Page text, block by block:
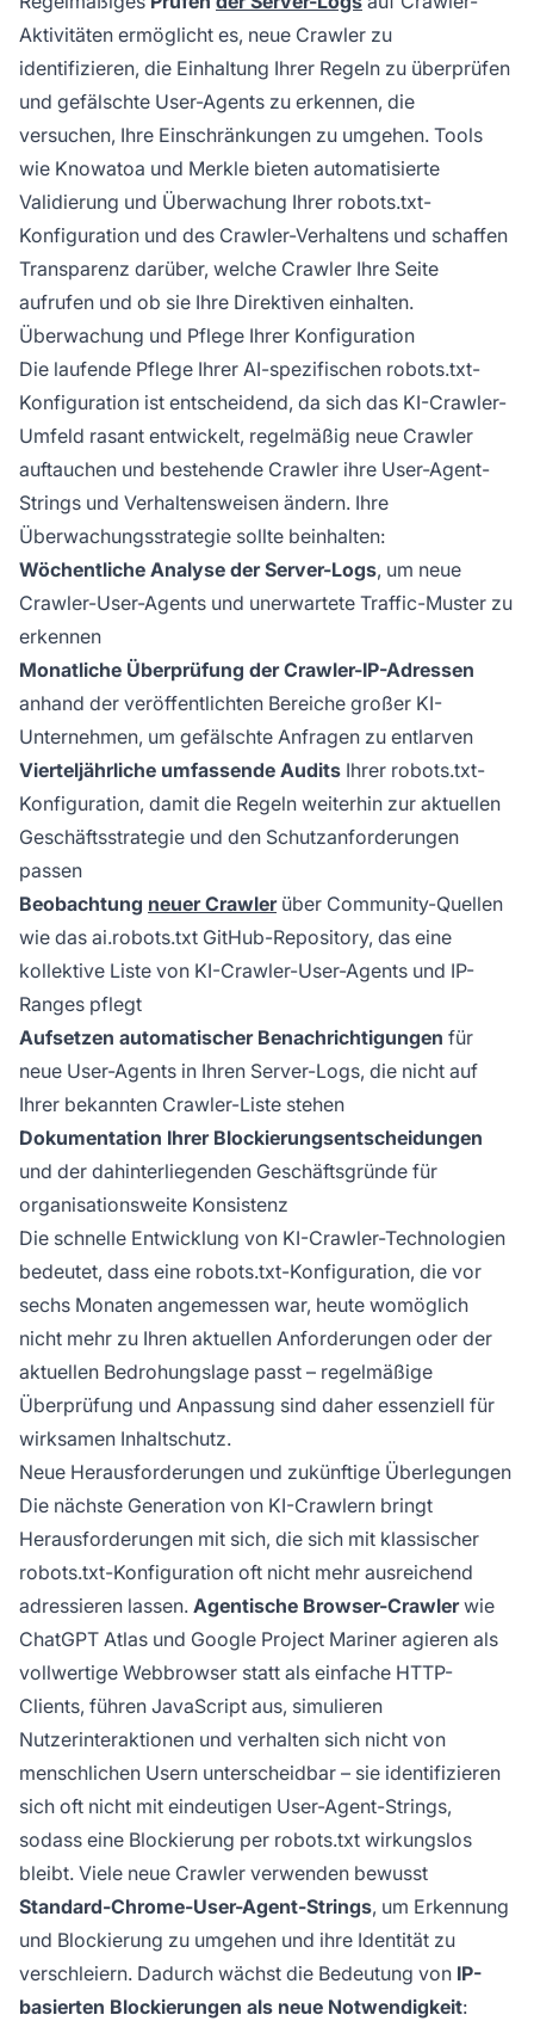
Aktivitäten ermöglicht es, neue Crawler zu
identifizieren, die Einhaltung Ihrer Regeln zu überprüfen
und gefälschte User-Agents zu erkennen, die
versuchen, Ihre Einschränkungen zu umgehen. Tools
wie Knowatoa und Merkle bieten automatisierte
Validierung und Überwachung Ihrer robots.txt-
Konfiguration und des Crawler-Verhaltens und schaffen
Transparenz darüber, welche Crawler Ihre Seite
aufrufen und ob sie Ihre Direktiven einhalten.
Überwachung und Pflege Ihrer Konfiguration
Die laufende Pflege Ihrer AI-spezifischen robots.txt-
Konfiguration ist entscheidend, da sich das KI-Crawler-
Umfeld rasant entwickelt, regelmäßig neue Crawler
auftauchen und bestehende Crawler ihre User-Agent-
Strings und Verhaltensweisen ändern. Ihre
Überwachungsstrategie sollte beinhalten:
Wöchentliche Analyse der Server-Logs, um neue
Crawler-User-Agents und unerwartete Traffic-Muster zu
erkennen
Monatliche Überprüfung der Crawler-IP-Adressen
anhand der veröffentlichten Bereiche großer KI-
Unternehmen, um gefälschte Anfragen zu entlarven
Vierteljährliche umfassende Audits Ihrer robots.txt-
Konfiguration, damit die Regeln weiterhin zur aktuellen
Geschäftsstrategie und den Schutzanforderungen
passen
Beobachtung neuer Crawlerüber Community-Quellen
wie das ai.robots.txt GitHub-Repository, das eine
kollektive Liste von KI-Crawler-User-Agents und IP-
Ranges pflegt
Aufsetzen automatischer Benachrichtigungen für
neue User-Agents in Ihren Server-Logs, die nicht auf
Ihrer bekannten Crawler-Liste stehen
Dokumentation Ihrer Blockierungsentscheidungen
und der dahinterliegenden Geschäftsgründe für
organisationsweite Konsistenz
Die schnelle Entwicklung von KI-Crawler-Technologien
bedeutet, dass eine robots.txt-Konfiguration, die vor
sechs Monaten angemessen war, heute womöglich
nicht mehr zu Ihren aktuellen Anforderungen oder der
aktuellen Bedrohungslage passt – regelmäßige
Überprüfung und Anpassung sind daher essenziell für
wirksamen Inhaltschutz.
Neue Herausforderungen und zukünftige Überlegungen
Die nächste Generation von KI-Crawlern bringt
Herausforderungen mit sich, die sich mit klassischer
robots.txt-Konfiguration oft nicht mehr ausreichend
adressieren lassen. Agentische Browser-Crawlerwie
ChatGPT Atlas und Google Project Mariner agieren als
vollwertige Webbrowser statt als einfache HTTP-
Clients, führen JavaScript aus, simulieren
Nutzerinteraktionen und verhalten sich nicht von
menschlichen Usern unterscheidbar – sie identifizieren
sich oft nicht mit eindeutigen User-Agent-Strings,
sodass eine Blockierung per robots.txt wirkungslos
bleibt. Viele neue Crawler verwenden bewusst
Standard-Chrome-User-Agent-Strings, um Erkennung
und Blockierung zu umgehen und ihre Identität zu
verschleiern. Dadurch wächst die Bedeutung von IP-
basierten Blockierungen als neue Notwendigkeit: